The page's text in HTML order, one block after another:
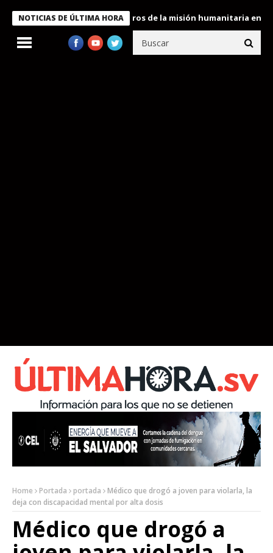
NOTICIAS DE ÚLTIMA HORA
condecora a miembros de la misión humanitaria enviada a
Home Portada portada
Médico que drogó a joven para violarla, la
deja con discapacidad mental por alta dosis
Médico que drogó a